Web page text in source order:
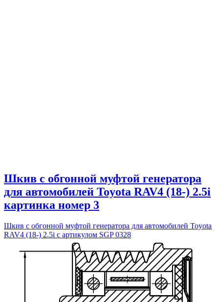
Шкив с обгонной муфтой генератора
для автомобилей Toyota RAV4 (18-) 2.5i
картинка номер 3
Шкив с обгонной муфтой генератора для автомобилей Toyota
RAV4 (18-) 2.5i с артикулом SGP 0328